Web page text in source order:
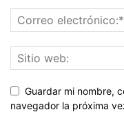
Guardar mi nombre,
navegador la próxima